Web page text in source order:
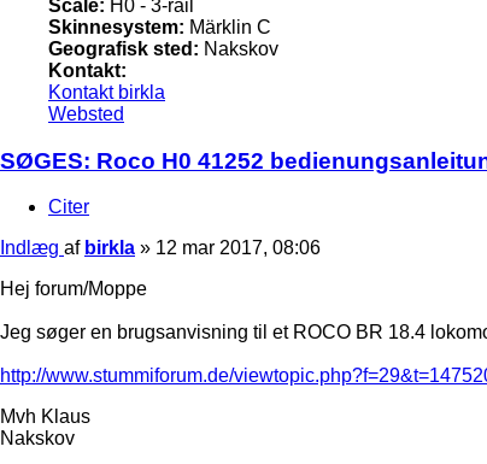
Scale: H0 - 3-rail
Skinnesystem: Märklin C
Geografisk sted: Nakskov
Kontakt:
Kontakt birkla
Websted
SØGES: Roco H0 41252
Citer
Indlæg af birkla » 12 mar 2017, 08:06
Hej forum/Moppe
Jeg søger en brugsanvisning til et ROCO BR 18.4
http://www.stummiforum.de/
Mvh Klaus
Nakskov